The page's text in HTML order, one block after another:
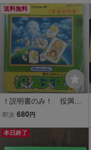
送料無料
！説明書のみ！ 役満天
国 ファミコン 【匿名
即決 680 円
本日終了